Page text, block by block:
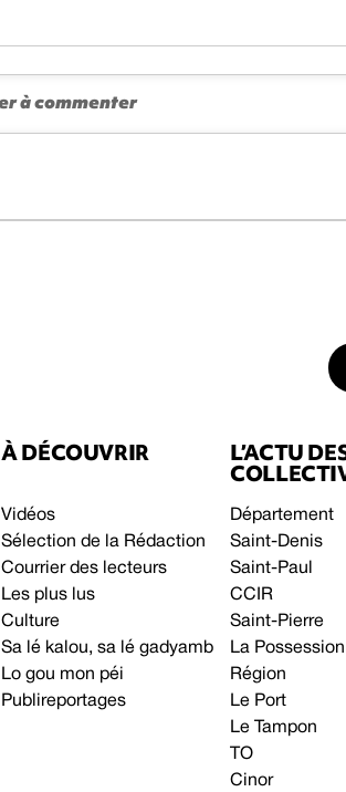
À DÉCOUVRIR
Vidéos
Sélection de la Rédaction
Courrier des lecteurs
Les plus lus
Culture
Sa lé kalou, sa lé gadyamb
Lo gou mon péi
Publireportages
L’ACTU
Département
Saint-Denis
Saint-Paul
CCIR
Saint-Pierre
La Possession
Région
Le Port
Le Tampon
TO
Cinor